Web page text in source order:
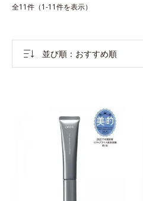
全11件（1-11件を表示）
並び順 おすすめ順